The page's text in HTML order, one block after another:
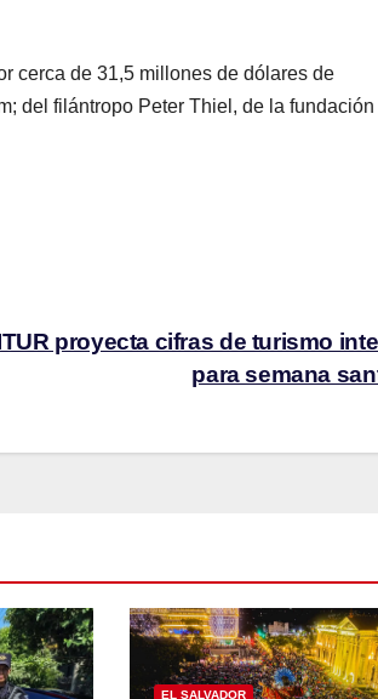
cerca de 31,5 millones de dólares de
del filántropo Peter Thiel, de la fundación
proyecta cifras de turismo
para semana
EL SALVADOR